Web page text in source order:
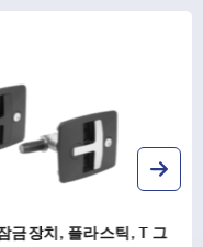
압축식 트위스트